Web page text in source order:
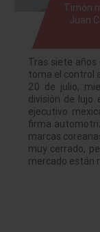
Timón
Juan
Tras siete años
toma el control
20 de julio,
división de lujo
ejecutivo
firma
marcas
muy cerrado,
mercado están